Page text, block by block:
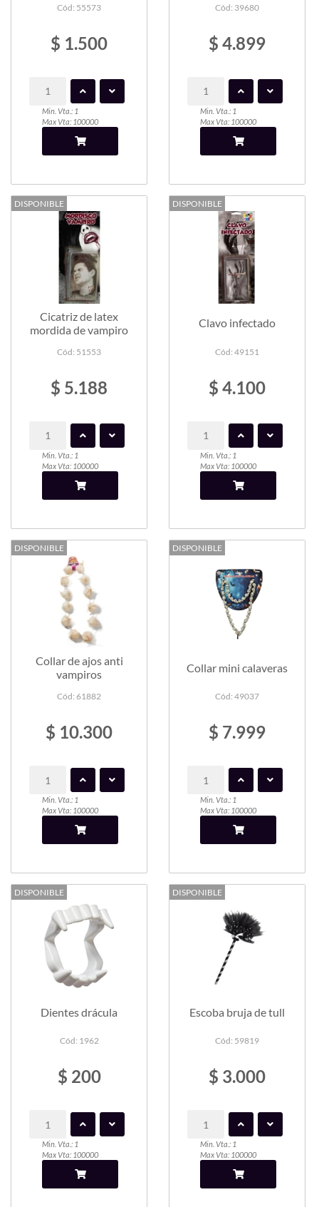
Cód: 55573
$ 1.500
Min. Vta.: 1
Max Vta: 100000
Cód: 39680
$ 4.899
Min. Vta.: 1
Max Vta: 100000
DISPONIBLE
Cicatriz de latex
mordida de vampiro
Cód: 51553
$ 5.188
Min. Vta.: 1
Max Vta: 100000
DISPONIBLE
Clavo infectado
Cód: 49151
$ 4.100
Min. Vta.: 1
Max Vta: 100000
DISPONIBLE
Collar de ajos anti
vampiros
Cód: 61882
$ 10.300
Min. Vta.: 1
Max Vta: 100000
DISPONIBLE
Collar mini calaveras
Cód: 49037
$ 7.999
Min. Vta.: 1
Max Vta: 100000
DISPONIBLE
Dientes drácula
Cód: 1962
$ 200
Min. Vta.: 1
Max Vta: 100000
DISPONIBLE
Escoba bruja de tull
Cód: 59819
$ 3.000
Min. Vta.: 1
Max Vta: 100000